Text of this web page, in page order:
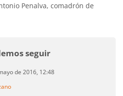
Penalva, comadrón de
seguir
de 2016, 12:48